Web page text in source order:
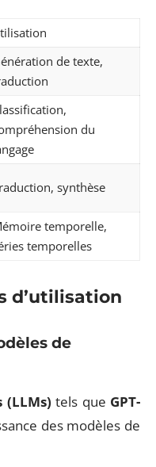
de texte,
du
synthèse
temporelle,
temporelles
d’utilisation
de
(LLMs) tels que GPT-
des modèles de